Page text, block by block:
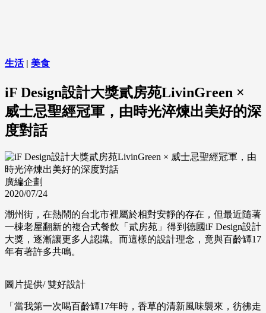
生活| 美食
iF Design設計大獎貳房苑LivinGreen ×
威士忌聖經冠軍，由時光淬煉出美好的深
度對話
廣編企劃
2020/07/24
潮州街，在熱鬧的台北市裡屬於相對安靜的存在，但最近隨著
一棟老屋翻新的複合式餐飲「貳房苑」得到德國iF Design設計
大獎，逐漸讓更多人認識。而這樣的設計理念，竟與百齡罈17
年有著許多共鳴。
圖片提供/ 雙好設計
「當我第一次喝百齡罈17年時，香草的清新風味襲來，彷彿走